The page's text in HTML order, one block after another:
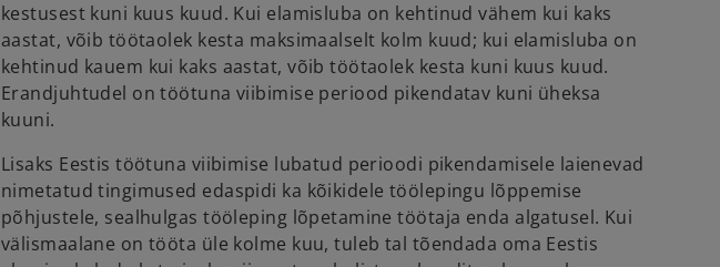
kestusest kuni kuus kuud. Kui elamisluba on kehtinud vähem kui kaks
aastat, võib töötaolek kesta maksimaalselt kolm kuud; kui elamisluba on
kehtinud kauem kui kaks aastat, võib töötaolek kesta kuni kuus kuud.
Erandjuhtudel on töötuna viibimise periood pikendatav kuni üheksa
kuuni.
Lisaks Eestis töötuna viibimise lubatud perioodi pikendamisele laienevad
nimetatud tingimused edaspidi ka kõikidele töölepingu lõppemise
põhjustele, sealhulgas tööleping lõpetamine töötaja enda algatusel. Kui
välismaalane on tööta üle kolme kuu, tuleb tal tõendada oma Eestis